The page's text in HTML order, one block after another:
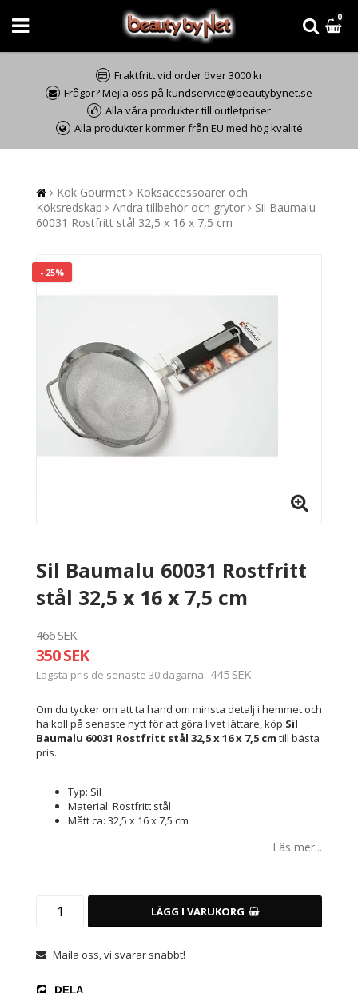
0
Fraktfritt vid order över 3000 kr
Frågor? Mejla oss på kundservice@beautybynet.se
Alla våra produkter till outletpriser
Alla produkter kommer från EU med hög kvalité
Kök Gourmet
Köksaccessoarer och
Köksredskap
Andra tillbehör och grytor
Sil Baumalu
60031 Rostfritt stål 32,5 x 16 x 7,5 cm
- 25%
Sil Baumalu 60031 Rostfritt
stål 32,5 x 16 x 7,5 cm
466 SEK
350 SEK
Lägsta pris de senaste 30 dagarna 445 SEK
Om du tycker om att ta hand om minsta detalj i hemmet och
ha koll på senaste nytt för att göra livet lättare, köp Sil
Baumalu 60031 Rostfritt stål 32,5 x 16 x 7,5 cm till bästa
pris.
Typ: Sil
Material: Rostfritt stål
Mått ca: 32,5 x 16 x 7,5 cm
Läs mer...
LÄGG I VARUKORG
Maila oss, vi svarar snabbt!
DELA